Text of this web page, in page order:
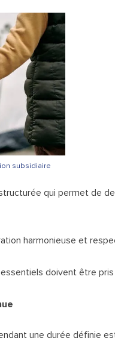
subsidiaire
qui permet de
harmonieuse et
doivent être
une durée définie